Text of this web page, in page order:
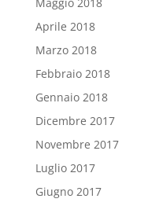
Aprile 2018
Marzo 2018
Febbraio 2018
Gennaio 2018
Dicembre 2017
Novembre 2017
Luglio 2017
Giugno 2017